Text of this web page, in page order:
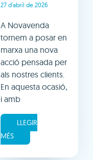
27 d'abril de 2026
A Novavenda
tornem a posar en
marxa una nova
acció pensada per
als nostres clients.
En aquesta ocasió,
i amb
LLEGIR
MÉS